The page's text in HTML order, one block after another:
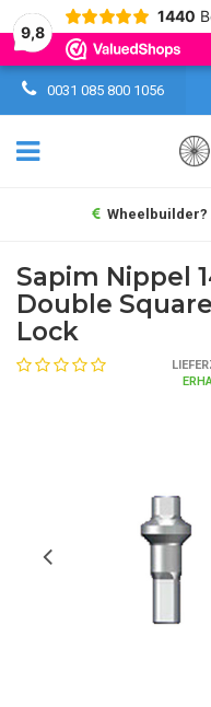
9,8
1440
0031 085 800 1056
Wheelbuilder?
Sapim Nippel
Double
Lock